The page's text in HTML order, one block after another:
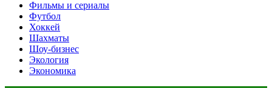
Фильмы и сериалы
Футбол
Хоккей
Шахматы
Шоу-бизнес
Экология
Экономика